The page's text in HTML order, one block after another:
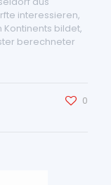
interessieren,
bildet,
berechneter
0